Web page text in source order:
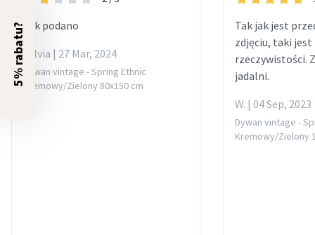
Jak podano
Sylvia | 27 Mar, 2024
Dywan vintage - Spring Ethnic
Kremowy/Zielony 80x150 cm
Tak jak jest
zdjęciu, taki jest
rzeczywistości.
jadalni.
W. | 04 Sep, 2023
Dywan vintage -
Kremowy/Zielony
5% rabatu?